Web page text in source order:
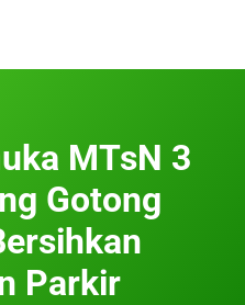
MTsN 3
Gotong
Parkir